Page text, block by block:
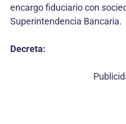
encargo fiduciario con
Superintendencia Bancaria.
Decreta: